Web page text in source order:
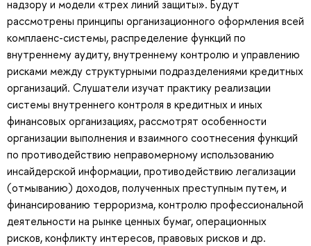
надзору и модели «трех линий защиты». Будут
рассмотрены принципы организационного оформления всей
комплаенс-системы, распределение функций по
внутреннему аудиту, внутреннему контролю и управлению
рисками между структурными подразделениями кредитных
организаций. Слушатели изучат практику реализации
системы внутреннего контроля в кредитных и иных
финансовых организациях, рассмотрят особенности
организации выполнения и взаимного соотнесения функций
по противодействию неправомерному использованию
инсайдерской информации, противодействию легализации
(отмыванию) доходов, полученных преступным путем, и
финансированию терроризма, контролю профессиональной
деятельности на рынке ценных бумаг, операционных
рисков, конфликту интересов, правовых рисков и др.